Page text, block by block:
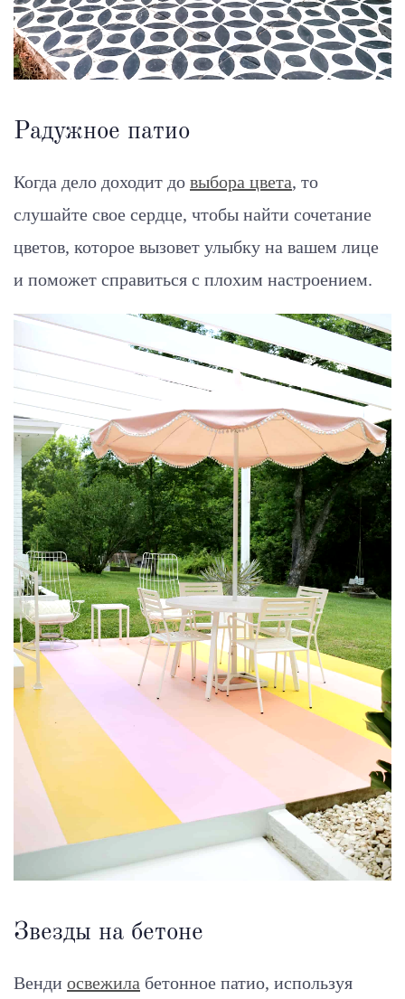
Радужное патио
Когда дело доходит до выбора цвета, то
слушайте свое сердце, чтобы найти сочетание
цветов, которое вызовет улыбку на вашем лице
и поможет справиться с плохим настроением.
Звезды на бетоне
Венди освежила бетонное патио, используя